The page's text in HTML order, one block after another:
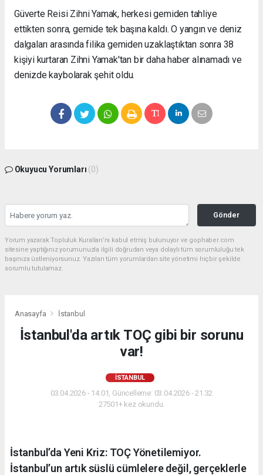
Güverte Reisi Zihni Yamak, herkesi gemiden tahliye
ettikten sonra, gemide tek başına kaldı. O yangın ve deniz
dalgaları arasında filika gemiden uzaklaştıktan sonra 38
kişiyi kurtaran Zihni Yamak'tan bir daha haber alınamadı ve
denizde kaybolarak şehit oldu.
Okuyucu Yorumları (0)
Gönder
Yorum yazarak Topluluk Kuralları’nı kabul etmiş bulunuyor ve gophaber.com
sitesine yaptığınız yorumunuzla ilgili doğrudan veya dolaylı tüm sorumluluğu tek
başınıza üstleniyorsunuz. Yazılan tüm yorumlardan site yönetimi hiçbir şekilde
sorumlu tutulamaz.
Anasayfa İstanbul
İstanbul'da artık TOÇ gibi bir sorunu
var!
İSTANBUL
03.04.2026 - 14:01, Güncelleme: 03.04.2026 - 21:32
27501+ kez okundu.
İstanbul’da Yeni Kriz: TOÇ Yönetilemiyor.
İstanbul’un artık süslü cümlelere değil, gerçeklerle